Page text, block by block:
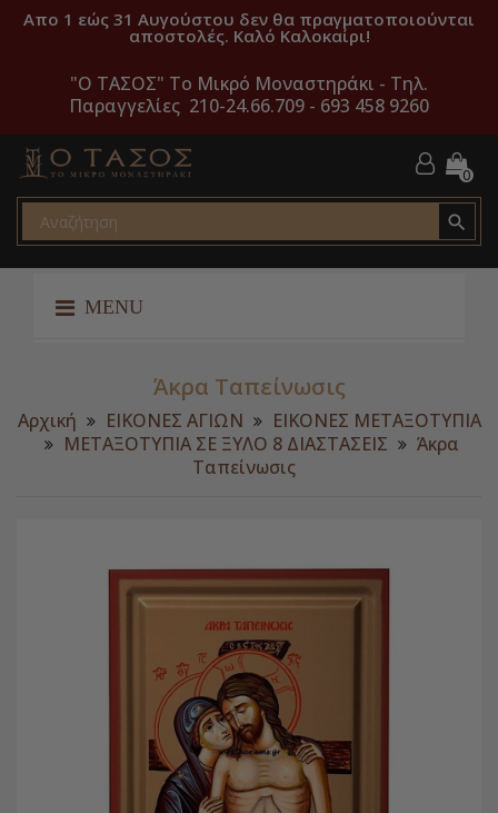
Απο 1 εώς 31 Αυγούστου δεν θα πραγματοποιούνται
αποστολές. Καλό Καλοκαίρι!
"O ΤΑΣΟΣ" Το Μικρό Μοναστηράκι - Τηλ.
Παραγγελίες 210-24.66.709 - 693 458 9260
0

MENU
Άκρα Ταπείνωσις
Αρχική ΕΙΚΟΝΕΣ ΑΓΙΩΝ
ΕΙΚΟΝΕΣ ΜΕΤΑΞΟΤΥΠΙΑ
ΜΕΤΑΞΟΤΥΠΙΑ ΣΕ ΞΥΛΟ 8 ΔΙΑΣΤΑΣΕΙΣ
Άκρα
Ταπείνωσις